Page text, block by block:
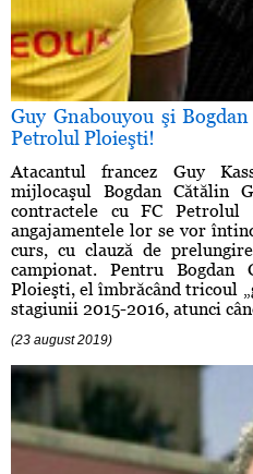
Guy Gnabouyou şi
Petrolul Ploieşti!
Atacantul francez Guy
mijlocaşul Bogdan Cătălin
contractele cu FC
angajamentele lor se vor
curs, cu clauză de
campionat. Pentru
Ploieşti, el îmbrăcând tricoul
stagiunii 2015-2016, atunci
(23 august 2019)